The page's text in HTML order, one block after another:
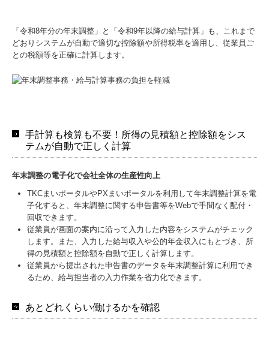
「令和8年分の年末調整」と「令和9年以降の給与計算」も、これまで
どおりシステムが自動で適切な控除額や所得税率を適用し、従業員ご
との税額等を正確に計算します。
手計算も検算も不要！所得の見積額と控除額をシス
テムが自動で正しく計算
年末調整の電子化で会社全体の生産性向上
TKCまいポータルやPXまいポータルを利用して年末調整計算を電
子化すると、年末調整に関する申告書等をWebで手間なく配付・
回収できます。
従業員が画面の案内に沿って入力した内容をシステムがチェック
します。また、入力した給与収入や公的年金収入にもとづき、所
得の見積額と控除額を自動で正しく計算します。
従業員から提出された申告書のデータを年末調整計算に利用でき
るため、給与担当者の入力作業を省力化できます。
あとどれくらい働けるかを確認